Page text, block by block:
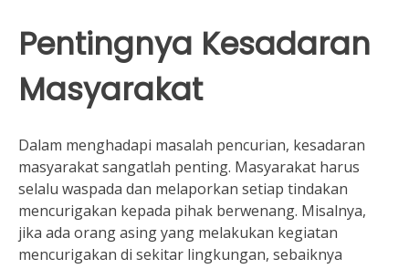
Pentingnya Kesadaran
Masyarakat
Dalam menghadapi masalah pencurian, kesadaran
masyarakat sangatlah penting. Masyarakat harus
selalu waspada dan melaporkan setiap tindakan
mencurigakan kepada pihak berwenang. Misalnya,
jika ada orang asing yang melakukan kegiatan
mencurigakan di sekitar lingkungan, sebaiknya